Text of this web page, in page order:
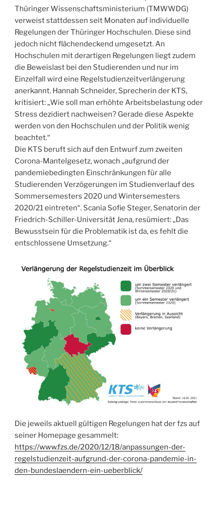
Thüringer Wissenschaftsministerium (TMWWDG)
verweist stattdessen seit Monaten auf individuelle
Regelungen der Thüringer Hochschulen. Diese sind
jedoch nicht flächendeckend umgesetzt. An
Hochschulen mit derartigen Regelungen liegt zudem
die Beweislast bei den Studierenden und nur im
Einzelfall wird eine Regelstudienzeitverlängerung
anerkannt. Hannah Schneider, Sprecherin der KTS,
kritisiert: „Wie soll man erhöhte Arbeitsbelastung oder
Stress dezidiert nachweisen? Gerade diese Aspekte
werden von den Hochschulen und der Politik wenig
beachtet.“
Die KTS beruft sich auf den Entwurf zum zweiten
Corona-Mantelgesetz, wonach „aufgrund der
pandemiebedingten Einschränkungen für alle
Studierenden Verzögerungen im Studienverlauf des
Sommersemesters 2020 und Wintersemesters
2020/21 eintreten“. Scania Sofie Steger, Senatorin der
Friedrich-Schiller-Universität Jena, resümiert: „Das
Bewusstsein für die Problematik ist da, es fehlt die
entschlossene Umsetzung.“
Die jeweils aktuell gültigen Regelungen hat der fzs auf
seiner Homepage gesammelt:
https://www.fzs.de/2020/12/18/anpassungen-der-
regelstudienzeit-aufgrund-der-corona-pandemie-in-
den-bundeslaendern-ein-ueberblick/